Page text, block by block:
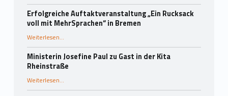
Erfolgreiche Auftaktveranstaltung „Ein Rucksack
voll mit MehrSprachen“ in Bremen
Weiterlesen“Erfolgreiche Auftaktveranstaltung „Ein Rucksack voll mit MehrSprachen“ in Bremen”
…
Ministerin Josefine Paul zu Gast in der Kita
Rheinstraße
Weiterlesen“Ministerin Josefine Paul zu Gast in der Kita Rheinstraße”
…